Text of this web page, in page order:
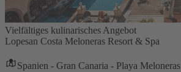
Vielfältiges kulinarisches Angebot
Lopesan Costa Meloneras Resort & Spa
Spanien - Gran Canaria - Playa Meloneras